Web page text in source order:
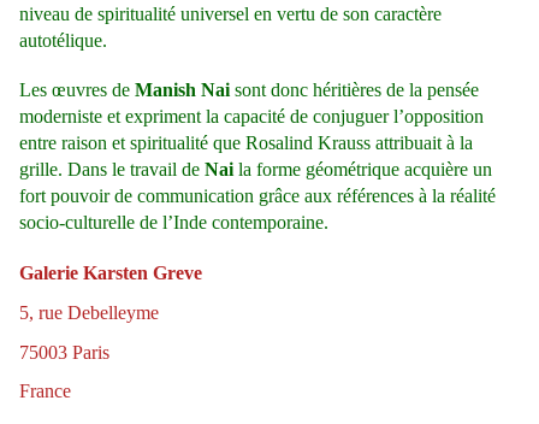
niveau de spiritualité universel en vertu de son caractère
autotélique.
Les œuvres de Manish Nai sont donc héritières de la pensée
moderniste et expriment la capacité de conjuguer l’opposition
entre raison et spiritualité que Rosalind Krauss attribuait à la
grille. Dans le travail de Nai la forme géométrique acquière un
fort pouvoir de communication grâce aux références à la réalité
socio-culturelle de l’Inde contemporaine.
Galerie Karsten Greve
5, rue Debelleyme
75003 Paris
France